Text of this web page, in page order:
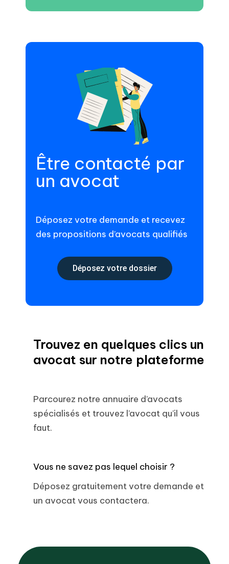
Être contacté par
un avocat
Déposez votre demande et recevez
des propositions d’avocats qualifiés
Déposez votre dossier
Trouvez en quelques clics un
avocat sur notre plateforme
Parcourez notre annuaire d’avocats
spécialisés et trouvez l’avocat qu’il vous
faut.
Vous ne savez pas lequel choisir ?
Déposez gratuitement votre demande et
un avocat vous contactera.